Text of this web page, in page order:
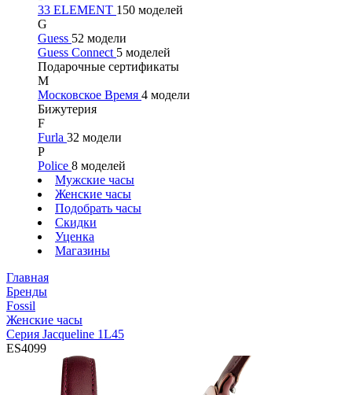
33 ELEMENT 150 моделей
G
Guess 52 модели
Guess Connect 5 моделей
Подарочные сертификаты
М
Московское Время 4 модели
Бижутерия
F
Furla 32 модели
P
Police 8 моделей
Мужские часы
Женские часы
Подобрать часы
Скидки
Уценка
Магазины
Главная
Бренды
Fossil
Женские часы
Серия Jacqueline 1L45
ES4099